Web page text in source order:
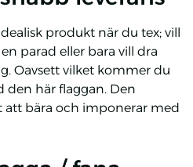
produkt när du tex; vill
parad eller bara vill dra
Oavsett vilket kommer du
den här flaggan. Den
att bära och imponerar med